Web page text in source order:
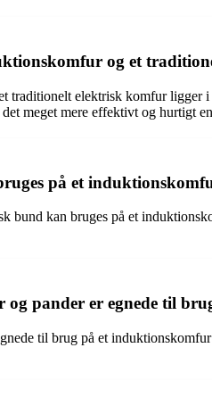
og et
traditionelt elektrisk komfur ligger
meget mere effektivt og hurtigt
på et
bund kan bruges på et
og pander er egnede til
til brug på et